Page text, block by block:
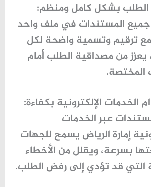
بشكل كامل ومنظم:
المستندات في ملف واحد
ترقيم وتسمية واضحة لكل
يعزز من مصداقية الطلب أمام
المختصة.
الخدمات الإلكترونية بكفاءة:
عبرالخدمات
إمارة الرياض يسمح للجهات
بسرعة، ويقلل من الأخطاء
التي قد تؤدي إلى رفض الطلب.